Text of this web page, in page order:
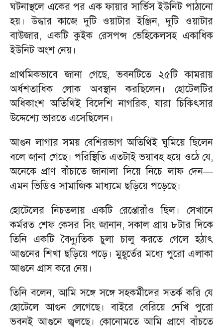
ঘটনাস্থলে একের পর এক ফায়ার সার্ভিস ইউনিট পাঠানো
হয়। উদ্ধার কাজে দুটি ওয়াটার ইঞ্জিন, দুটি ওয়াটার
বাউজার, একটি কুইক রেসপন্স ভেহিকেলসহ একাধিক
ইউনিট অংশ নেয়।
প্রাথমিকভাবে জানা গেছে, ভবনটিতে ২৫টি কামরায়
অর্ধশতাধিক লোক অবস্থান করছিলেন। হোটেলটির
অধিকাংশ অতিথিই বিদেশি নাগরিক, যারা চিকিৎসার
উদ্দেশ্যে ভারতে এসেছিলেন।
আগুন লাগার সময় বেশিরভাগ অতিথিই ঘুমিয়ে ছিলেন
বলে জানা গেছে। পরিস্থিতি এতটাই ভয়াবহ হয়ে ওঠে যে,
অনেকে প্রাণ বাঁচাতে জানালা দিয়ে নিচে লাফ দেন—
এমন ভিডিও সামাজিক মাধ্যমে ছড়িয়ে পড়েছে।
হোটেলের নিচতলায় একটি রেস্তোরাঁও ছিল। সেখানে
কর্মরত শেফ কেসর সিং জানান, সকাল প্রায় ৮টার দিকে
তিনি একটি বৈদ্যুতিক চুলা চালু করতে গেলে হঠাৎ
আগুনের শিখা ছড়িয়ে পড়ে। মুহূর্তের মধ্যে পুরো এলাকা
আগুনে গ্রাস করে নেয়।
তিনি বলেন, আমি সঙ্গে সঙ্গে সহকর্মীদের সতর্ক করি যে
হোটেলে আগুন লেগেছে। বাইরে বেরিয়ে দেখি পুরো
ভবনই আগুনে জ্বলছে। কোনোমতে আমি প্রাণে বাঁচতে